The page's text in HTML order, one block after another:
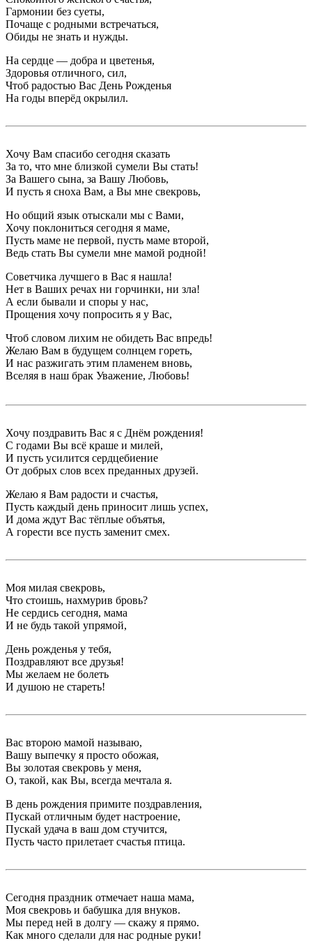
Гармонии без суеты,
Почаще с родными встречаться,
Обиды не знать и нужды.
На сердце — добра и цветенья,
Здоровья отличного, сил,
Чтоб радостью Вас День Рожденья
На годы вперёд окрылил.
Хочу Вам спасибо сегодня сказать
За то, что мне близкой сумели Вы стать!
За Вашего сына, за Вашу Любовь,
И пусть я сноха Вам, а Вы мне свекровь,
Но общий язык отыскали мы с Вами,
Хочу поклониться сегодня я маме,
Пусть маме не первой, пусть маме второй,
Ведь стать Вы сумели мне мамой родной!
Советчика лучшего в Вас я нашла!
Нет в Ваших речах ни горчинки, ни зла!
А если бывали и споры у нас,
Прощения хочу попросить я у Вас,
Чтоб словом лихим не обидеть Вас впредь!
Желаю Вам в будущем солнцем гореть,
И нас разжигать этим пламенем вновь,
Вселяя в наш брак Уважение, Любовь!
Хочу поздравить Вас я с Днём рождения!
С годами Вы всё краше и милей,
И пусть усилится сердцебиение
От добрых слов всех преданных друзей.
Желаю я Вам радости и счастья,
Пусть каждый день приносит лишь успех,
И дома ждут Вас тёплые объятья,
А горести все пусть заменит смех.
Моя милая свекровь,
Что стоишь, нахмурив бровь?
Не сердись сегодня, мама
И не будь такой упрямой,
День рожденья у тебя,
Поздравляют все друзья!
Мы желаем не болеть
И душою не стареть!
Вас второю мамой называю,
Вашу выпечку я просто обожая,
Вы золотая свекровь у меня,
О, такой, как Вы, всегда мечтала я.
В день рождения примите поздравления,
Пускай отличным будет настроение,
Пускай удача в ваш дом стучится,
Пусть часто прилетает счастья птица.
Сегодня праздник отмечает наша мама,
Моя свекровь и бабушка для внуков.
Мы перед ней в долгу — скажу я прямо.
Как много сделали для нас родные руки!